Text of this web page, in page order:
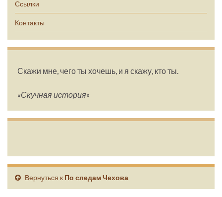
Ссылки
Контакты
Скажи мне, чего ты хочешь, и я скажу, кто ты.
«Скучная история»
Вернуться к По следам Чехова